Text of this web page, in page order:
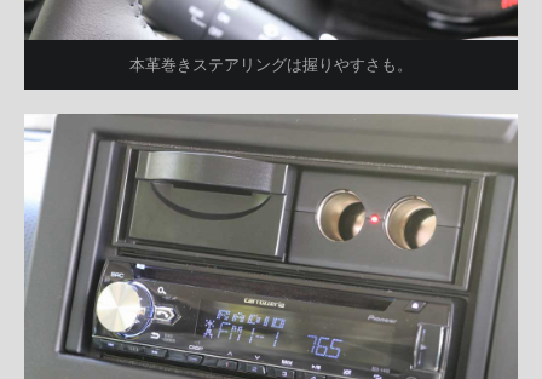
本革巻きステアリングは握りやすさも。